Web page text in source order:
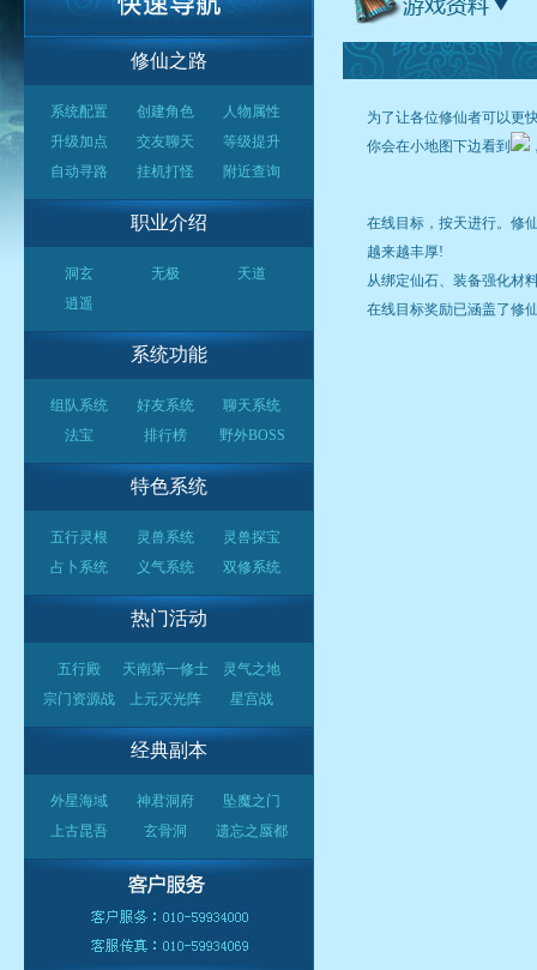
修仙之路
系统配置 创建角色
人物属性
升级加点
交友聊天
等级提升
自动寻路
挂机打怪 附近查询
职业介绍
洞玄 无极
天道
逍遥
系统功能
组队系统 好友系统
聊天系统
法宝
排行榜 野外BOSS
特色系统
五行灵根 灵兽系统
灵兽探宝
占卜系统
义气系统 双修系统
热门活动
五行殿 天南第一修士
灵气之地
宗门资源战
上元灭光阵 星宫战
经典副本
外星海域 神君洞府
坠魔之门
上古昆吾
玄骨洞 遗忘之蜃都
为了让各位修仙者可以更
你会在小地图下边看到
在线目标，按天进行。修
越来越丰厚!
从绑定仙石、装备强化材
在线目标奖励已涵盖了修